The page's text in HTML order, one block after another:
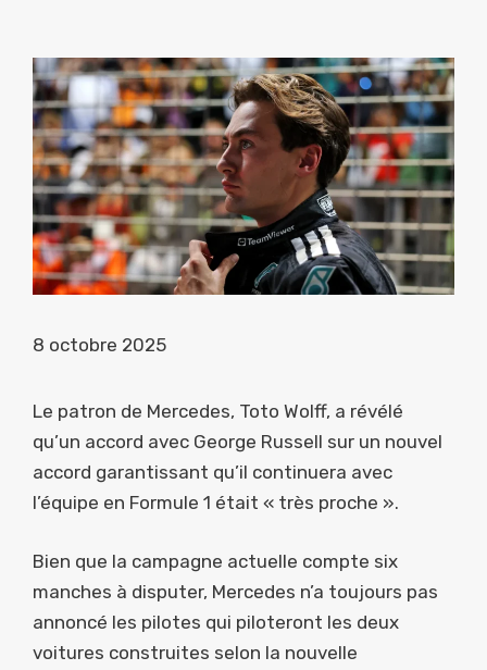
8 octobre 2025
Le patron de Mercedes, Toto Wolff, a révélé
qu’un accord avec George Russell sur un nouvel
accord garantissant qu’il continuera avec
l’équipe en Formule 1 était « très proche ».
Bien que la campagne actuelle compte six
manches à disputer, Mercedes n’a toujours pas
annoncé les pilotes qui piloteront les deux
voitures construites selon la nouvelle